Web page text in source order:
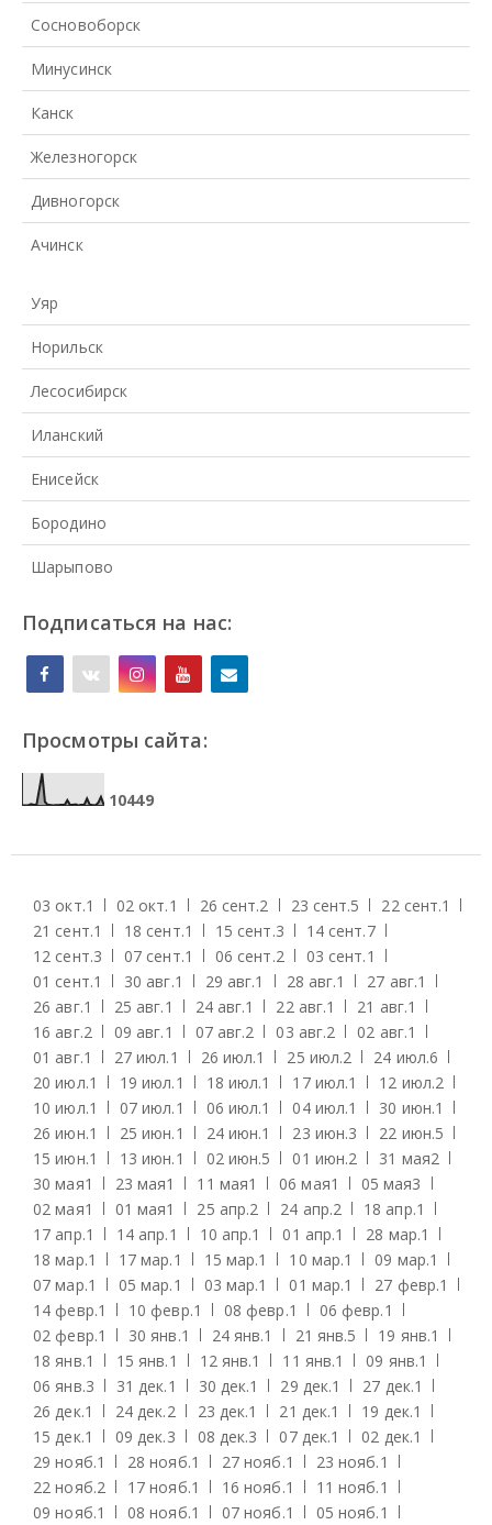
Сосновоборск
Минусинск
Канск
Железногорск
Дивногорск
Ачинск
Уяр
Норильск
Лесосибирск
Иланский
Енисейск
Бородино
Шарыпово
Подписаться на нас:
Просмотры сайта:
10449
03 окт.1 02 окт.1 26 сент.2 23 сент.5 22 сент.1
21 сент.1 18 сент.1 15 сент.3 14 сент.7
12 сент.3 07 сент.1 06 сент.2 03 сент.1
01 сент.1 30 авг.1 29 авг.1 28 авг.1 27 авг.1
26 авг.1 25 авг.1 24 авг.1 22 авг.1 21 авг.1
16 авг.2 09 авг.1 07 авг.2 03 авг.2 02 авг.1
01 авг.1 27 июл.1 26 июл.1 25 июл.2 24 июл.6
20 июл.1 19 июл.1 18 июл.1 17 июл.1 12 июл.2
10 июл.1 07 июл.1 06 июл.1 04 июл.1 30 июн.1
26 июн.1 25 июн.1 24 июн.1 23 июн.3 22 июн.5
15 июн.1 13 июн.1 02 июн.5 01 июн.2 31 мая2
30 мая1 23 мая1 11 мая1 06 мая1 05 мая3
02 мая1 01 мая1 25 апр.2 24 апр.2 18 апр.1
17 апр.1 14 апр.1 10 апр.1 01 апр.1 28 мар.1
18 мар.1 17 мар.1 15 мар.1 10 мар.1 09 мар.1
07 мар.1 05 мар.1 03 мар.1 01 мар.1 27 февр.1
14 февр.1 10 февр.1 08 февр.1 06 февр.1
02 февр.1 30 янв.1 24 янв.1 21 янв.5 19 янв.1
18 янв.1 15 янв.1 12 янв.1 11 янв.1 09 янв.1
06 янв.3 31 дек.1 30 дек.1 29 дек.1 27 дек.1
26 дек.1 24 дек.2 23 дек.1 21 дек.1 19 дек.1
15 дек.1 09 дек.3 08 дек.3 07 дек.1 02 дек.1
29 нояб.1 28 нояб.1 27 нояб.1 23 нояб.1
22 нояб.2 17 нояб.1 16 нояб.1 11 нояб.1
09 нояб.1 08 нояб.1 07 нояб.1 05 нояб.1